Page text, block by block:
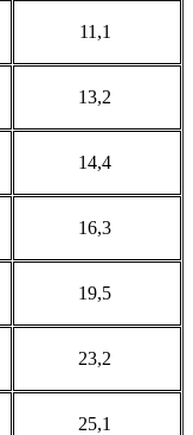
11,1
13,2
14,4
16,3
19,5
23,2
25,1